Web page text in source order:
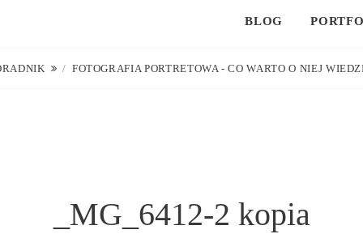
BLOG
/ FOTOGRAFIA PORTRETOWA - CO WARTO O NIEJ
_MG_6412-2 kopia